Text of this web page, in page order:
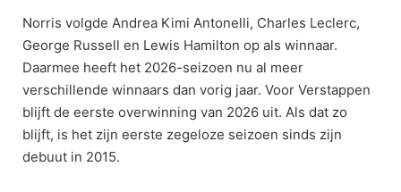
Norris volgde Andrea Kimi Antonelli, Charles Leclerc,
George Russell en Lewis Hamilton op als winnaar.
Daarmee heeft het 2026-seizoen nu al meer
verschillende winnaars dan vorig jaar. Voor Verstappen
blijft de eerste overwinning van 2026 uit. Als dat zo
blijft, is het zijn eerste zegeloze seizoen sinds zijn
debuut in 2015.